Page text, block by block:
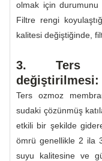
olmak için durumunu
Filtre rengi
kalitesi değiştiğinde,
3. Ters
değiştirilmesi:
Ters ozmoz
sudaki çözünmüş
etkili bir şekilde
ömrü genellikle 2 ila
suyu kalitesine ve